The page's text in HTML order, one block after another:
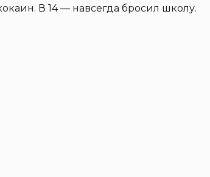
В 14 — навсегда бросил школу.